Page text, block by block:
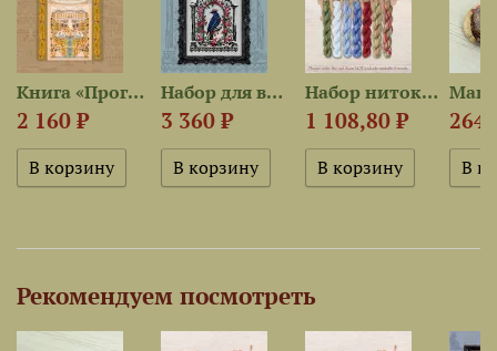
Книга «Прогулки по Петергофу»
2 160 ₽
Набор для вышивания...
3 360 ₽
Набор ниток OwlForest для...
1 108,80 ₽ 264
Рекомендуем посмотреть